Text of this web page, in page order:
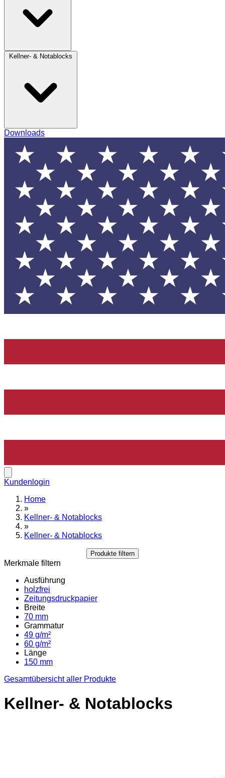
Kellner- & Notablocks
Downloads
Kundenlogin
Home
»
Kellner- & Notablocks
»
Kellner- & Notablocks
Produkte filtern
Merkmale filtern
Ausführung
holzfrei
Zeitungsdruckpapier
Breite
70 mm
Grammatur
49 g/m²
60 g/m²
Länge
150 mm
Gesamtübersicht aller Produkte
Kellner- & Notablocks